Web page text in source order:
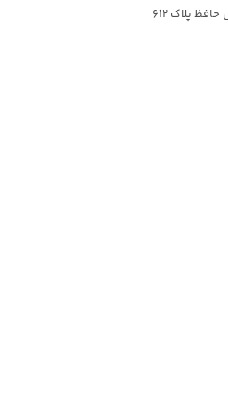
پلاک ۶۱۲